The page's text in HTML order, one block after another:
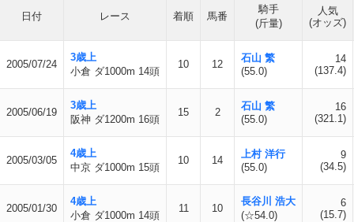
日付 レース 着順 馬番
騎手
(斤量)
人気
(オッズ)
2005/07/24
3歳上
小倉 ダ1000m 14頭
10 12
石山 繁
(55.0)
14
(137.4)
2005/06/19
3歳上
阪神 ダ1200m 16頭
15 2
石山 繁
(55.0)
16
(321.1)
2005/03/05
4歳上
中京 ダ1000m 15頭
10 14
上村 洋行
(55.0)
9
(34.5)
2005/01/30
4歳上
小倉 ダ1000m 14頭
11 10
長谷川 浩大
(☆54.0)
6
(15.7)